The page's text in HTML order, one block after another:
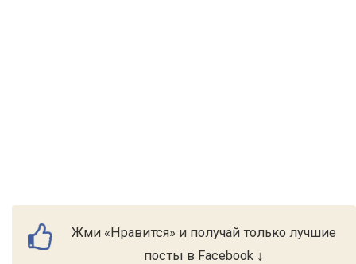
Жми «Нравится» и получай только лучшие
посты в Facebook ↓